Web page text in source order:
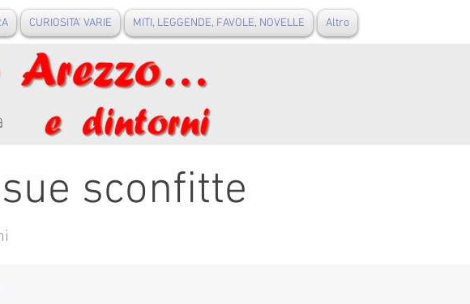
CURIOSITA' VARIE MITI, LEGGENDE, FAVOLE, NOVELLE Altro
sconfitte